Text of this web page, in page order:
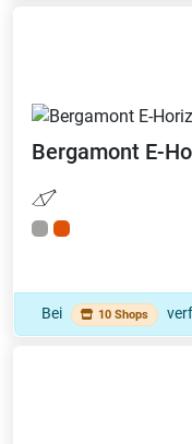
Bergamont E-
Bei 10 Shops